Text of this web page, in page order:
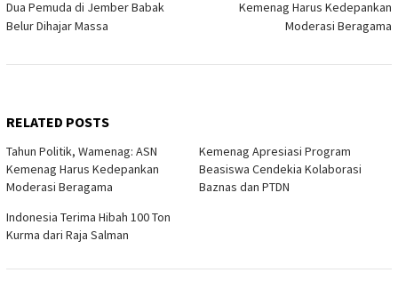
Dua Pemuda di Jember Babak
Belur Dihajar Massa
Kemenag Harus Kedepankan
Moderasi Beragama
RELATED POSTS
Tahun Politik, Wamenag: ASN
Kemenag Harus Kedepankan
Moderasi Beragama
Kemenag Apresiasi Program
Beasiswa Cendekia Kolaborasi
Baznas dan PTDN
Indonesia Terima Hibah 100 Ton
Kurma dari Raja Salman